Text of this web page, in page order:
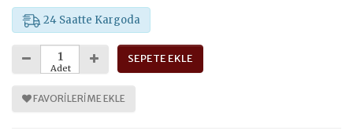
24 Saatte Kargoda
Adet
SEPETE EKLE
FAVORILERIME EKLE